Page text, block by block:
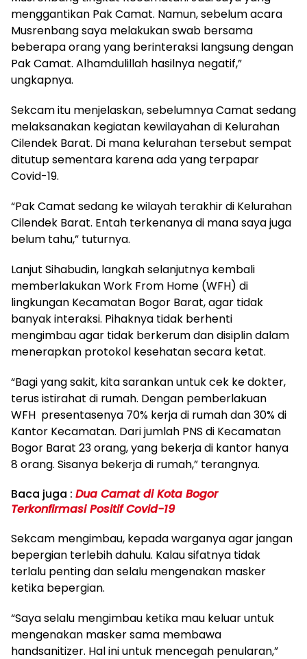
menggantikan Pak Camat. Namun, sebelum acara
Musrenbang saya melakukan swab bersama
beberapa orang yang berinteraksi langsung dengan
Pak Camat. Alhamdulillah hasilnya negatif,”
ungkapnya.
Sekcam itu menjelaskan, sebelumnya Camat sedang
melaksanakan kegiatan kewilayahan di Kelurahan
Cilendek Barat. Di mana kelurahan tersebut sempat
ditutup sementara karena ada yang terpapar
Covid-19.
“Pak Camat sedang ke wilayah terakhir di Kelurahan
Cilendek Barat. Entah terkenanya di mana saya juga
belum tahu,” tuturnya.
Lanjut Sihabudin, langkah selanjutnya kembali
memberlakukan Work From Home (WFH) di
lingkungan Kecamatan Bogor Barat, agar tidak
banyak interaksi. Pihaknya tidak berhenti
mengimbau agar tidak berkerum dan disiplin dalam
menerapkan protokol kesehatan secara ketat.
“Bagi yang sakit, kita sarankan untuk cek ke dokter,
terus istirahat di rumah. Dengan pemberlakuan
WFH presentasenya 70% kerja di rumah dan 30% di
Kantor Kecamatan. Dari jumlah PNS di Kecamatan
Bogor Barat 23 orang, yang bekerja di kantor hanya
8 orang. Sisanya bekerja di rumah,” terangnya.
Baca juga : Dua Camat di Kota Bogor
Terkonfirmasi Positif Covid-19
Sekcam mengimbau, kepada warganya agar jangan
bepergian terlebih dahulu. Kalau sifatnya tidak
terlalu penting dan selalu mengenakan masker
ketika bepergian.
“Saya selalu mengimbau ketika mau keluar untuk
mengenakan masker sama membawa
handsanitizer. Hal ini untuk mencegah penularan,”